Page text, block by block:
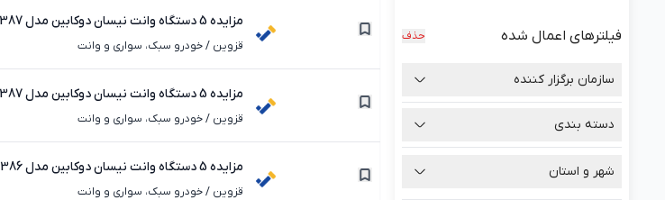
فیلترهای اعمال شده حذف
سازمان برگزار کننده
دسته بندی
شهر و استان
مزایده 5 دستگاه وانت نیسان دوکابین مدل 1387 در قزوین
قزوین /خودرو سبک، سواری و وانت
مزایده 5 دستگاه وانت نیسان دوکابین مدل 1387 در قزوین
قزوین /خودرو سبک، سواری و وانت
مزایده 5 دستگاه وانت نیسان دوکابین مدل 1386 شرکت گاز در قزوین
قزوین /خودرو سبک، سواری و وانت